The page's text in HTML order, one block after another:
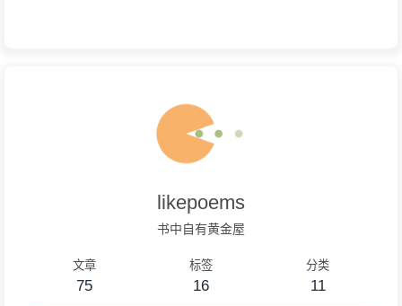
likepoems
书中自有黄金屋
文章
75
标签
16
分类
11